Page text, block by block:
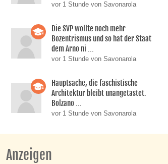
vor 1 Stunde von Savonarola
Die SVP wollte noch mehr
Bozentrismus und so hat der Staat
dem Arno ni ...
vor 1 Stunde von Savonarola
Hauptsache, die faschistische
Architektur bleibt unangetastet.
Bolzano ...
vor 1 Stunde von Savonarola
Anzeigen